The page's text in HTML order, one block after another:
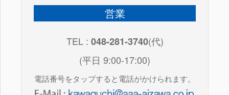
拠点情報
アフターメンテナンス
LANGUAGE
営業
TEL : 048-281-3740(代)
(平日 9:00-17:00)
電話番号をタップすると電話がかけられます。